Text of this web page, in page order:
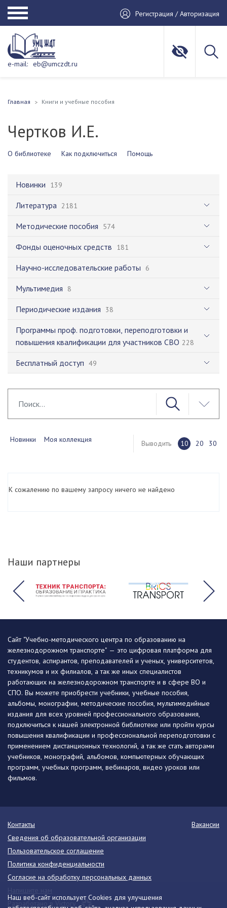
Регистрация / Авторизация
e-mail: eb@umczdt.ru
Главная Книги и учебные пособия
Чертков И.Е.
О библиотеке Как подключиться Помощь
Новинки 139
Литература 2181
Методические пособия 574
Фонды оценочных средств 181
Научно-исследовательские работы 6
Мультимедия 8
Периодические издания 38
Программы проф. подготовки, переподготовки и
повышения квалификации для участников СВО 228
Бесплатный доступ 49
Новинки Моя коллекция Выводить 10 20 30
К сожалению по вашему запросу ничего не найдено
Наши партнеры
Наш веб-сайт использует Cookies для улучшения
Сайт "Учебно-методического центра по образованию на
железнодорожном транспорте" — это цифровая платформа для
студентов, аспирантов, преподавателей и ученых, университетов,
техникумов и их филиалов, а так же иных специалистов
работающих на железнодорожном транспорте и в сфере ВО и
СПО. Вы можете приобрести учебники, учебные пособия,
альбомы, монографии, методические пособия, мультимедийные
издания для всех уровней профессионального образования,
подключиться к нашей электронной библиотеке или пройти курсы
повышения квалификации и профессиональной переподготовки с
применением дистанционных технологий, а так же стать авторами
учебников, монографий, альбомов, компьютерных обучающих
программ, учебных программ, вебинаров, видео уроков или
фильмов.
Контакты
Вакансии
Сведения об образовательной организации
Пользовательское соглашение
Политика конфиденциальности
Согласие на обработку персональных данных
Разработано в Victory